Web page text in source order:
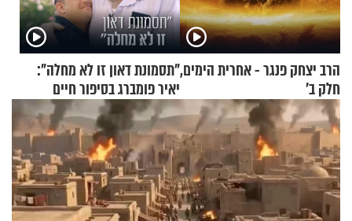
הרב יצחק פנגר - אחרית הימים,
חלק ב’
"תסמונת דאון זו לא מחלה":
יאיר פומברג בסיפור חיים
מעורר השראה